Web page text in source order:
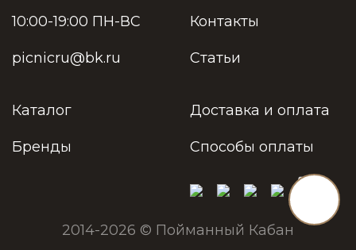
10:00-19:00 ПН-ВС
picnicru@bk.ru
Контакты
Статьи
Каталог
Бренды
Доставка и оплата
Способы оплаты
2014-2026 © Пойманный Кабан